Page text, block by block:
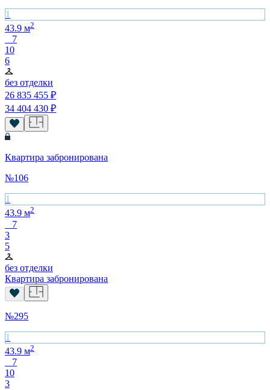
1
43.9 м2
7
10
6
без отделки
26 835 455 ₽
34 404 430 ₽
Квартира забронирована
№106
1
43.9 м2
7
3
5
без отделки
Квартира забронирована
№295
1
43.9 м2
7
10
3